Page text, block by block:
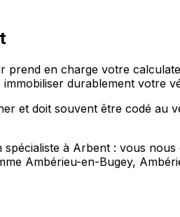
en charge votre
durablement votre
et doit souvent être codé
à Arbent : vous
Ambérieu-en-Bugey,